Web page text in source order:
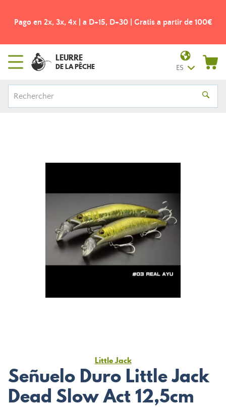
Pago en 2x, 3x, 4x | a D+15, D+30 | Gratis a partir de 100€
LEURRE
DE LA PÊCHE ES
Little Jack
Señuelo Duro Little Jack
Dead Slow Act 12,5cm